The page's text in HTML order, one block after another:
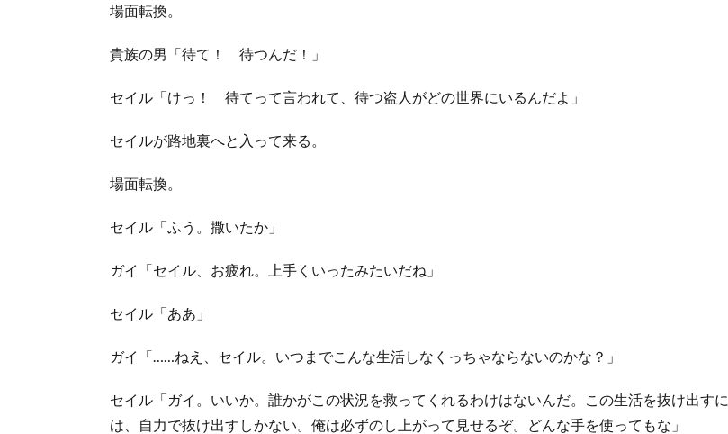
場面転換。
貴族の男「待て！ 待つんだ！」
セイル「けっ！ 待てって言われて、待つ盗人がどの世界にいるんだよ」
セイルが路地裏へと入って来る。
場面転換。
セイル「ふう。撒いたか」
ガイ「セイル、お疲れ。上手くいったみたいだね」
セイル「ああ」
ガイ「……ねえ、セイル。いつまでこんな生活しなくっちゃならないのかな？」
セイル「ガイ。いいか。誰かがこの状況を救ってくれるわけはないんだ。この生活を抜け出すに
は、自力で抜け出すしかない。俺は必ずのし上がって見せるぞ。どんな手を使ってもな」